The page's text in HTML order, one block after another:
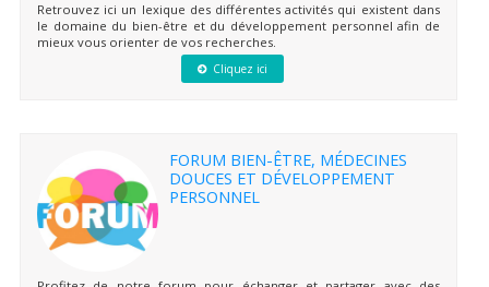
Retrouvez ici un lexique des différentes activités qui existent dans
le domaine du bien-être et du développement personnel afin de
mieux vous orienter de vos recherches.
Cliquez ici
FORUM BIEN-ÊTRE, MÉDECINES
DOUCES ET DÉVELOPPEMENT
PERSONNEL